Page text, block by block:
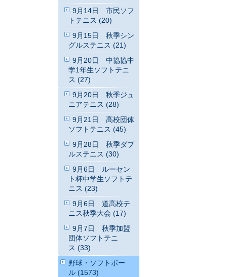
9月14日 市民ソフ
トテニス (20)
9月15日 秋季シン
グルステニス (21)
9月20日 中協協中
学1年生ソフトテニ
ス (27)
9月20日 秋季ジュ
ニアテニス (28)
9月21日 高校団体
ソフトテニス (45)
9月28日 秋季ダブ
ルステニス (30)
9月6日 ルーセン
ト杯中学生ソフトテ
ニス (23)
9月6日 道高校テ
ニス秋季大会 (17)
9月7日 秋季加盟
団体ソフトテニ
ス (33)
野球・ソフトボー
ル (1573)